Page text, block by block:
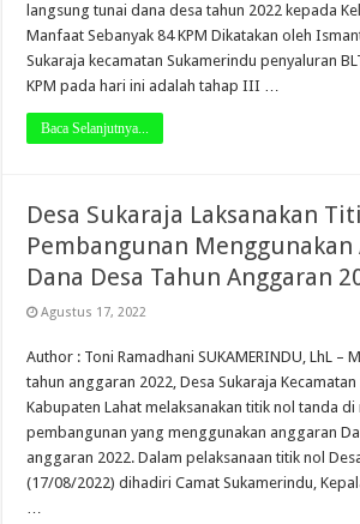
langsung tunai dana desa tahun 2022 kepada
Manfaat Sebanyak 84 KPM Dikatakan oleh
Sukaraja kecamatan Sukamerindu penyaluran
KPM pada hari ini adalah tahap III …
Baca Selanjutnya...
Desa Sukaraja Laksanakan
Pembangunan Menggunakan
Dana Desa Tahun Anggaran
Agustus 17, 2022
Author : Toni Ramadhani SUKAMERINDU, LhL –
tahun anggaran 2022, Desa Sukaraja
Kabupaten Lahat melaksanakan titik nol tanda di
pembangunan yang menggunakan anggaran
anggaran 2022. Dalam pelaksanaan titik nol
(17/08/2022) dihadiri Camat Sukamerindu,
…